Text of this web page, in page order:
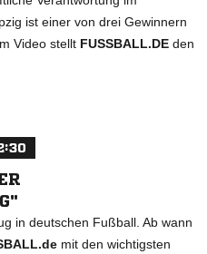
ist einer von drei Gewinnern
Video stellt FUSSBALL.DE den
in deutschen Fußball. Ab wann
mit den wichtigsten